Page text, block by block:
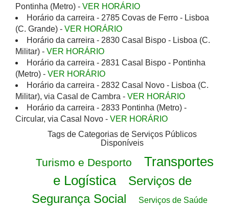
Pontinha (Metro) - VER HORÁRIO
Horário da carreira - 2785 Covas de Ferro - Lisboa
(C. Grande) - VER HORÁRIO
Horário da carreira - 2830 Casal Bispo - Lisboa (C.
Militar) - VER HORÁRIO
Horário da carreira - 2831 Casal Bispo - Pontinha
(Metro) - VER HORÁRIO
Horário da carreira - 2832 Casal Novo - Lisboa (C.
Militar), via Casal de Cambra - VER HORÁRIO
Horário da carreira - 2833 Pontinha (Metro) -
Circular, via Casal Novo - VER HORÁRIO
Tags de Categorias de Serviços Públicos
Disponíveis
Turismo e Desporto
Transportes
e Logística
Serviços de
Segurança Social
Serviços de Saúde